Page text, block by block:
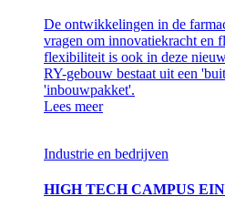
De ontwikkelingen in de
vragen om innovatiekracht en
flexibiliteit is ook in deze
RY-gebouw bestaat uit een
'inbouwpakket'.
Lees meer
Industrie en bedrijven
HIGH TECH CAMPUS